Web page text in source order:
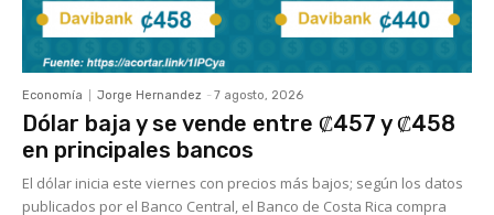
Economía Jorge Hernandez - 7 agosto, 2026
Dólar baja y se vende entre ₡457 y ₡458
en principales bancos
El dólar inicia este viernes con precios más bajos; según los datos
publicados por el Banco Central, el Banco de Costa Rica compra